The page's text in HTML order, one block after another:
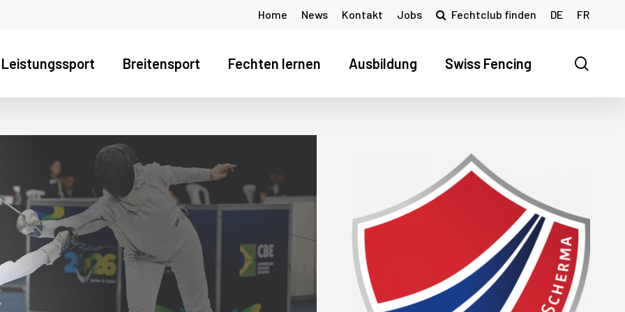
Home News Kontakt Jobs Fechtclub finden DE FR
Leistungssport Breitensport Fechten lernen Ausbildung Swiss Fencing